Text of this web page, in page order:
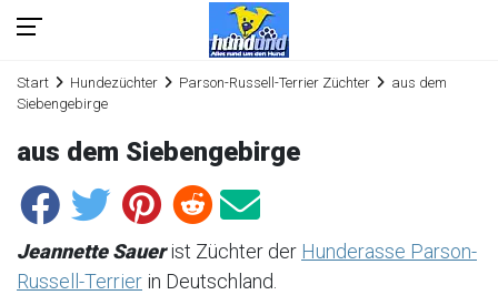
Start Hundezüchter Parson-Russell-Terrier Züchter
aus dem
Siebengebirge
aus dem Siebengebirge
Jeannette Sauerist Züchter der Hunderasse Parson-
Russell-Terrier in Deutschland.